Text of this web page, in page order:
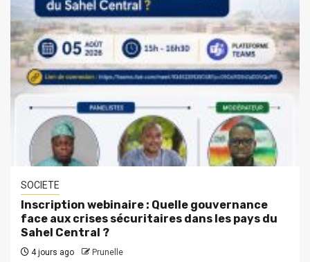
SOCIETE
Inscription webinaire : Quelle gouvernance
face aux crises sécuritaires dans les pays du
Sahel Central ?
4 jours ago Prunelle